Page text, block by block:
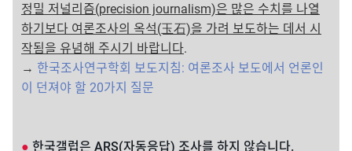
정밀 저널리즘(precision journalism)은 많은 수치를 나열
하기보다 여론조사의 옥석(玉石)을 가려 보도하는 데서 시
작됨을 유념해 주시기 바랍니다.
→ 한국조사연구학회 보도지침: 여론조사 보도에서 언론인
이 던져야 할 20가지 질문
● 한국갤럽은 ARS(자동응답) 조사를 하지 않습니다.